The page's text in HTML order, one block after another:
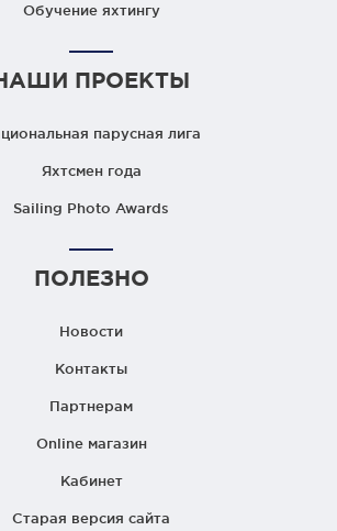
Обучение яхтингу
ПРОЕКТЫ
парусная лига
Яхтсмен года
Sailing Photo Awards
ПОЛЕЗНО
Новости
Контакты
Партнерам
Online магазин
Кабинет
Старая версия сайта